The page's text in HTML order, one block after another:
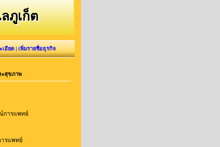
ภูเก็ต
เอียด|เพิ่มรายชื่อธุรกิจ
ะสุขภาพ
การแพทย์
รแพทย์